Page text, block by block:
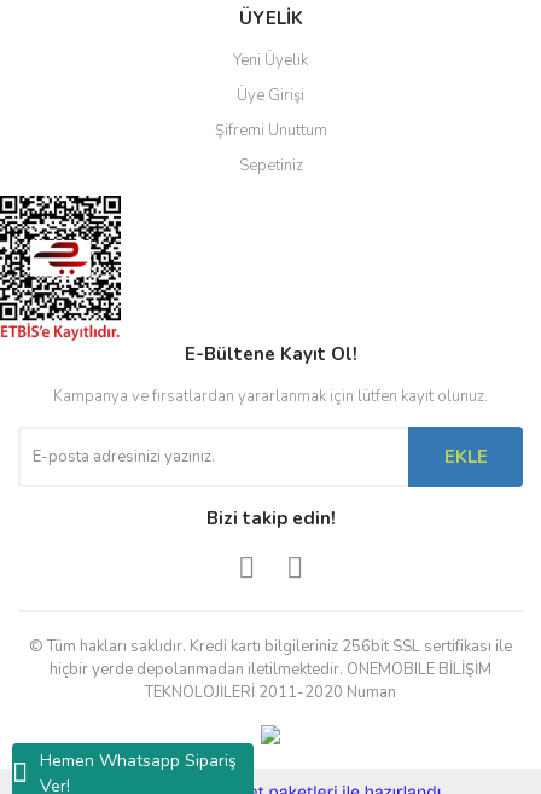
Hemen Whatsapp Sipariş
Ver!
ÜYELİK
Yeni Üyelik
Üye Girişi
Şifremi Unuttum
Sepetiniz
E-Bültene Kayıt Ol!
Kampanya ve fırsatlardan yararlanmak için lütfen kayıt olunuz.
EKLE
Bizi takip edin!
© Tüm hakları saklıdır. Kredi kartı bilgileriniz 256bit SSL sertifikası ile
hiçbir yerde depolanmadan iletilmektedir. ONEMOBILE BİLİŞİM
TEKNOLOJİLERİ 2011-2020 Numan